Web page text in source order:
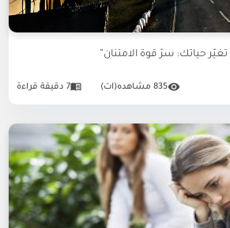
حياتك: سرّ قوة الامتنان”
835 مشاهده(ات) 7 دقيقة قراءة